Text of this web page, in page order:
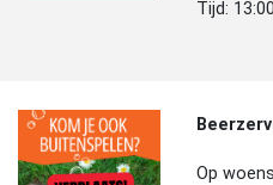
Tijd: 13:00
Op